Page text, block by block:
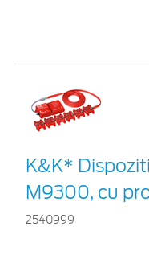
K&K*
M9300, cu
2540999